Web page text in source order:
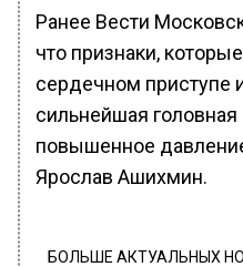
Ранее Вести
что признаки,
сердечном приступе
сильнейшая головная
повышенное
Ярослав Ашихмин.
БОЛЬШЕ АКТУАЛЬНЫХ